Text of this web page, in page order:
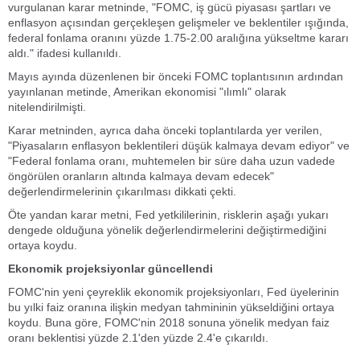
vurgulanan karar metninde, "FOMC, iş gücü piyasası şartları ve
enflasyon açısından gerçekleşen gelişmeler ve beklentiler ışığında,
federal fonlama oranını yüzde 1.75-2.00 aralığına yükseltme kararı
aldı." ifadesi kullanıldı.
Mayıs ayında düzenlenen bir önceki FOMC toplantısının ardından
yayınlanan metinde, Amerikan ekonomisi "ılımlı" olarak
nitelendirilmişti.
Karar metninden, ayrıca daha önceki toplantılarda yer verilen,
"Piyasaların enflasyon beklentileri düşük kalmaya devam ediyor" ve
"Federal fonlama oranı, muhtemelen bir süre daha uzun vadede
öngörülen oranların altında kalmaya devam edecek"
değerlendirmelerinin çıkarılması dikkati çekti.
Öte yandan karar metni, Fed yetkililerinin, risklerin aşağı yukarı
dengede olduğuna yönelik değerlendirmelerini değiştirmediğini
ortaya koydu.
Ekonomik projeksiyonlar güncellendi
FOMC'nin yeni çeyreklik ekonomik projeksiyonları, Fed üyelerinin
bu yılki faiz oranına ilişkin medyan tahmininin yükseldiğini ortaya
koydu. Buna göre, FOMC'nin 2018 sonuna yönelik medyan faiz
oranı beklentisi yüzde 2.1'den yüzde 2.4'e çıkarıldı.